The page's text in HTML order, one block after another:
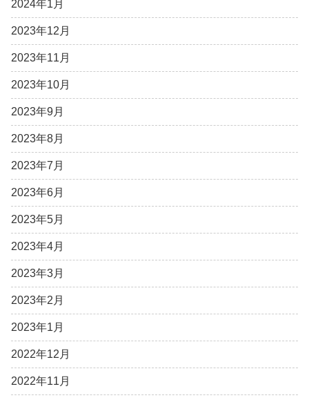
2024年1月
2023年12月
2023年11月
2023年10月
2023年9月
2023年8月
2023年7月
2023年6月
2023年5月
2023年4月
2023年3月
2023年2月
2023年1月
2022年12月
2022年11月